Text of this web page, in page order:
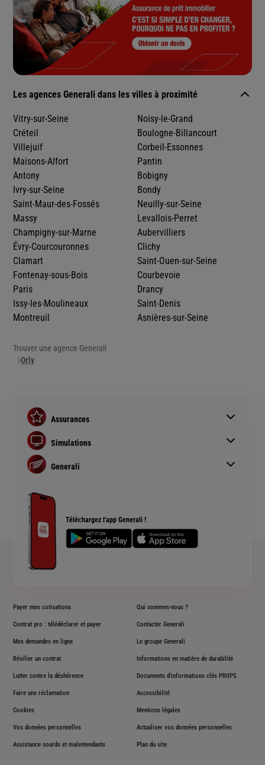
Les agences Generali dans les villes à proximité
Vitry-sur-Seine
Créteil
Villejuif
Maisons-Alfort
Antony
Ivry-sur-Seine
Saint-Maur-des-Fossés
Massy
Champigny-sur-Marne
Évry-Courcouronnes
Clamart
Fontenay-sous-Bois
Paris
Issy-les-Moulineaux
Montreuil
Noisy-le-Grand
Boulogne-Billancourt
Corbeil-Essonnes
Pantin
Bobigny
Bondy
Neuilly-sur-Seine
Levallois-Perret
Aubervilliers
Clichy
Saint-Ouen-sur-Seine
Courbevoie
Drancy
Saint-Denis
Asnières-sur-Seine
Trouver une agence Generali
Orly
Téléchargez l'app Generali !
Assurances
Assurance auto
Assurance habitation
Assurance prêt immobilier
Complémentaire santé senior
Simulations
Simulation assurance auto
Devis assurance habitation
Devis assurance chien ou chat
Generali
Rendements fonds euros Generali
Accessibilité sourds et malentendants
Plan du site
Payer mes cotisations
Contrat pro : télédéclarer et payer
Mes demandes en ligne
Résilier un contrat
Lutter contre la déshérence
Faire une réclamation
Qui sommes-nous ?
Contacter Generali
Le groupe Generali
Informations en matière de durabilité
Documents d'informations clés PRIIPS
Accessibilité
Cookies Mentions légales
Vos données personnelles Actualiser vos données personnelles
Assistance sourds et malentendants Plan du site